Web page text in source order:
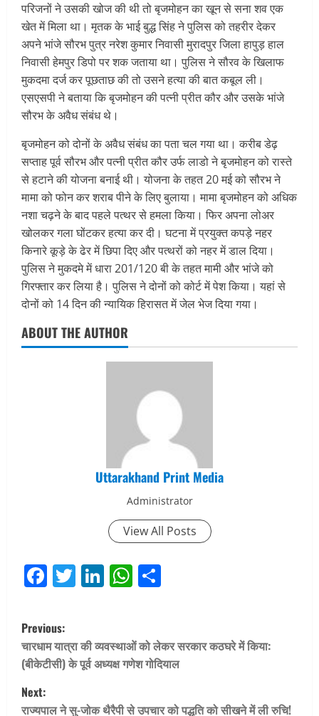
परिजनों ने उसकी खोज की थी तो बृजमोहन का खून से सना शव एक
खेत में मिला था। मृतक के भाई बुद्ध सिंह ने पुलिस को तहरीर देकर
अपने भांजे सौरभ पुत्र नरेश कुमार निवासी मुरादपुर जिला हापुड़ हाल
निवासी हेमपुर डिपो पर शक जताया था। पुलिस ने सौरव के खिलाफ
मुकदमा दर्ज कर पूछताछ की तो उसने हत्या की बात कबूल ली।
एसएसपी ने बताया कि बृजमोहन की पत्नी प्रीत कौर और उसके भांजे
सौरभ के अवैध संबंध थे।
बृजमोहन को दोनों के अवैध संबंध का पता चल गया था। करीब डेढ़
सप्ताह पूर्व सौरभ और पत्नी प्रीत कौर उर्फ लाडो ने बृजमोहन को रास्ते
से हटाने की योजना बनाई थी। योजना के तहत 20 मई को सौरभ ने
मामा को फोन कर शराब पीने के लिए बुलाया। मामा बृजमोहन को अधिक
नशा चढ़ने के बाद पहले पत्थर से हमला किया। फिर अपना लोअर
खोलकर गला घोंटकर हत्या कर दी। घटना में प्रयुक्त कपड़े नहर
किनारे कूड़े के ढेर में छिपा दिए और पत्थरों को नहर में डाल दिया।
पुलिस ने मुकदमे में धारा 201/120 बी के तहत मामी और भांजे को
गिरफ्तार कर लिया है। पुलिस ने दोनों को कोर्ट में पेश किया। यहां से
दोनों को 14 दिन की न्यायिक हिरासत में जेल भेज दिया गया।
ABOUT THE AUTHOR
Uttarakhand Print Media
Administrator
View All Posts
Facebook
Twitter
LinkedIn
WhatsApp
P
o
s
Previous:
चारधाम यात्रा की व्यवस्थाओं को लेकर सरकार कठघरे में किया:
(बीकेटीसी) के पूर्व अध्यक्ष गणेश गोदियाल
Next:
राज्यपाल ने सु-जोक थैरैपी से उपचार को पद्धति को सीखने में ली रुचि!